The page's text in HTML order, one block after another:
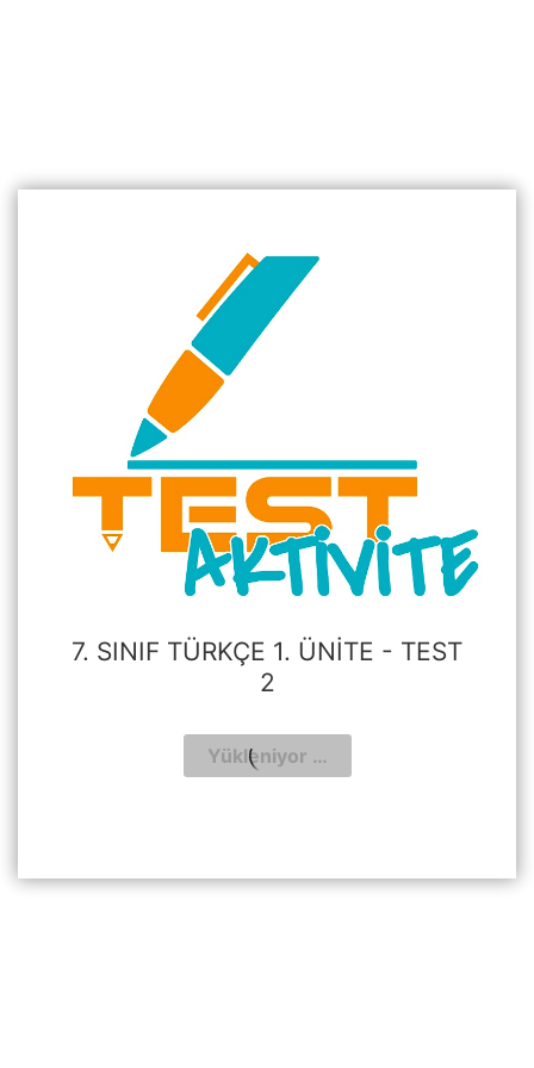
7. SINIF TÜRKÇE 1. ÜNITE - TEST
2